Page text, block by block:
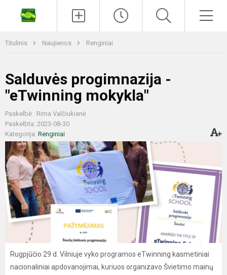
Titulinis Naujienos Renginiai
Salduvės progimnazija -
"eTwinning mokykla"
Paskelbė : Rima Valčiukienė
Paskelbta: 2023-08-30
Kategorija: Renginiai
Rugpjūčio 29 d. Vilniuje vyko programos eTwinning kasmetiniai
nacionaliniai apdovanojimai, kuriuos organizavo Švietimo mainų